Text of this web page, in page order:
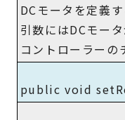
DCモータを定義す
引数にはDCモー
コントローラーの
public void